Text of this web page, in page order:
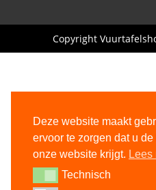
Copyright
Deze website maakt
ervoor te zorgen dat u
onze website krijgt. Lees
TechnischTechnisch